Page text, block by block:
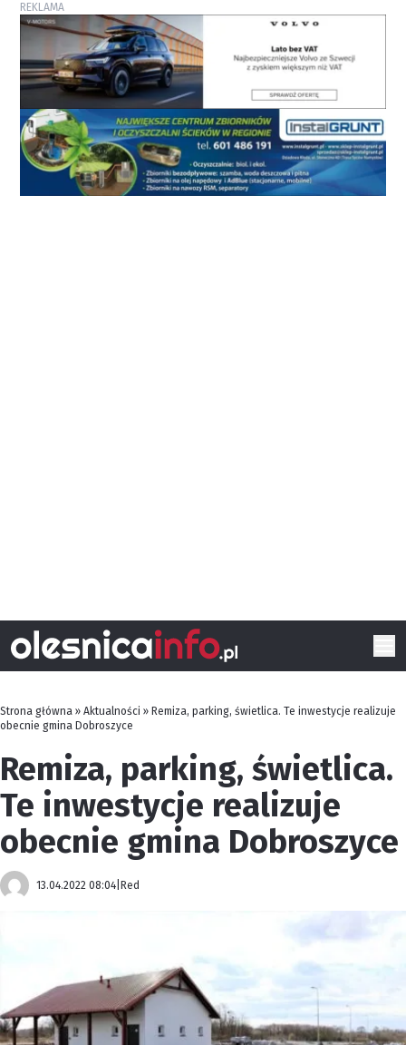
REKLAMA
Strona główna » Aktualności » Remiza, parking, świetlica. Te inwestycje realizuje
obecnie gmina Dobroszyce
Remiza, parking, świetlica.
Te inwestycje realizuje
obecnie gmina Dobroszyce
13.04.2022 08:04 Red